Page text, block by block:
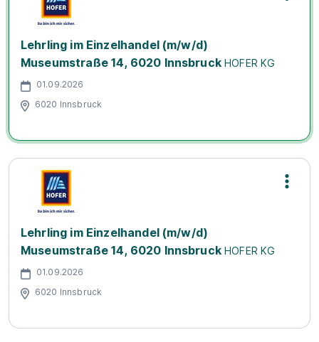
Lehrling im Einzelhandel (m/w/d)
Museumstraße 14, 6020 Innsbruck HOFER KG
01.09.2026
6020 Innsbruck
Lehrling im Einzelhandel (m/w/d)
Museumstraße 14, 6020 Innsbruck HOFER KG
01.09.2026
6020 Innsbruck